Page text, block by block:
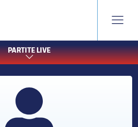
PARTITE LIVE